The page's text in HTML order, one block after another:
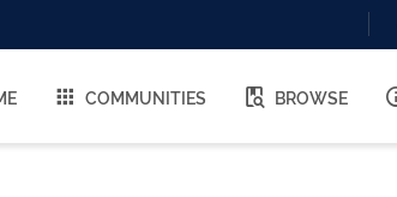
COMMUNITIES BROWSE